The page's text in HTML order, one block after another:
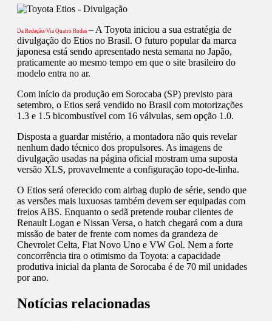
Da Redação/Via Quatro Rodas – A Toyota iniciou a sua estratégia de
divulgação do Etios no Brasil. O futuro popular da marca
japonesa está sendo apresentado nesta semana no Japão,
praticamente ao mesmo tempo em que o site brasileiro do
modelo entra no ar.
Com início da produção em Sorocaba (SP) previsto para
setembro, o Etios será vendido no Brasil com motorizações
1.3 e 1.5 bicombustível com 16 válvulas, sem opção 1.0.
Disposta a guardar mistério, a montadora não quis revelar
nenhum dado técnico dos propulsores. As imagens de
divulgação usadas na página oficial mostram uma suposta
versão XLS, provavelmente a configuração topo-de-linha.
O Etios será oferecido com airbag duplo de série, sendo que
as versões mais luxuosas também devem ser equipadas com
freios ABS. Enquanto o sedã pretende roubar clientes de
Renault Logan e Nissan Versa, o hatch chegará com a dura
missão de bater de frente com nomes da grandeza de
Chevrolet Celta, Fiat Novo Uno e VW Gol. Nem a forte
concorrência tira o otimismo da Toyota: a capacidade
produtiva inicial da planta de Sorocaba é de 70 mil unidades
por ano.
Notícias relacionadas